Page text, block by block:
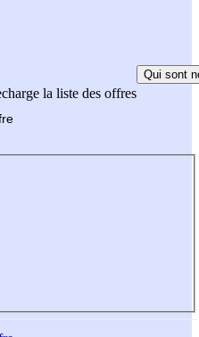
la liste des offres
Qui sont